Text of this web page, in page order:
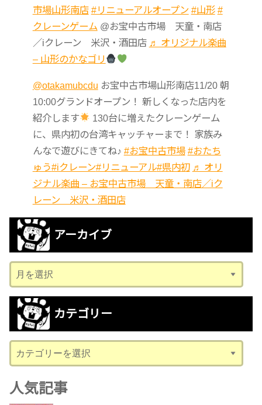
市場山形南店 #リニューアルオープン #山形 #
クレーンゲーム @お宝中古市場 天童・南店
／iクレーン 米沢・酒田店 ♬ オリジナル楽曲
– 山形のかなゴリ
@otakamubcdu お宝中古市場山形南店11/20 朝
10:00グランドオープン！ 新しくなった店内を
紹介します
130台に増えたクレーンゲーム
に、県内初の台湾キャッチャーまで！ 家族み
んなで遊びにきてね♪ #お宝中古市場 #おたち
ゅう#iクレーン#リニューアル#県内初 ♬ オリ
ジナル楽曲 – お宝中古市場 天童・南店／iク
レーン 米沢・酒田店
アーカイブ
ー
カ
ブ
カテゴリー
テ
ゴ
リ
人気記事